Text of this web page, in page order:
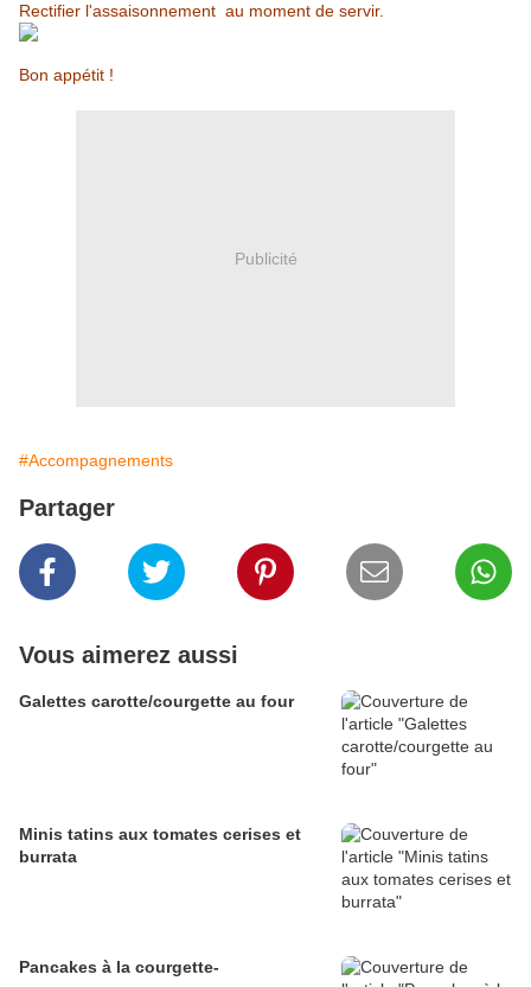
Rectifier l'assaisonnement au moment de servir.
Bon appétit !
Publicité
#Accompagnements
Partager
Vous aimerez aussi
Galettes carotte/courgette au four
Minis tatins aux tomates cerises et
burrata
Pancakes à la courgette-